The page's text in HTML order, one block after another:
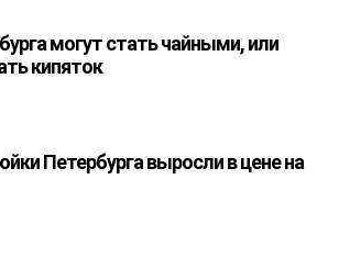
могут стать чайными, или
кипяток
Петербурга выросли в цене на